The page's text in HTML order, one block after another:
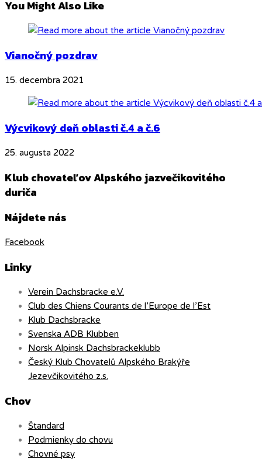
You Might Also Like
Vianočný pozdrav
15. decembra 2021
Výcvikový deň oblasti č.4 a č.6
25. augusta 2022
Klub chovateľov Alpského jazvečikovitého
duriča
Nájdete nás
Facebook
Linky
Verein Dachsbracke e.V.
Club des Chiens Courants de l’Europe de l’Est
Klub Dachsbracke
Svenska ADB Klubben
Norsk Alpinsk Dachsbrackeklubb
Český Klub Chovatelů Alpského Brakýře
Jezevčikovitého z.s.
Chov
Štandard
Podmienky do chovu
Chovné psy